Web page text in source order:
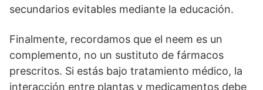
secundarios evitables mediante la educación.
Finalmente, recordamos que el neem es un
complemento, no un sustituto de fármacos
prescritos. Si estás bajo tratamiento médico, la
interacción entre plantas y medicamentos debe